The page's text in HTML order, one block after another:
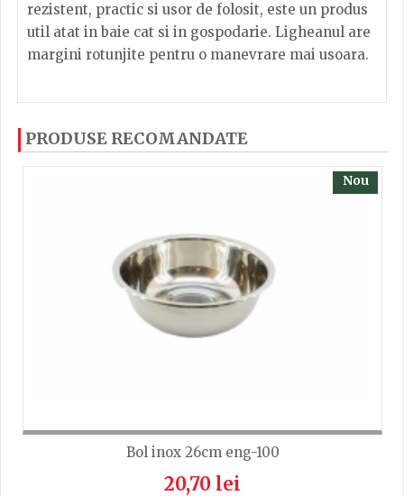
rezistent, practic si usor de folosit, este un produs
util atat in baie cat si in gospodarie. Ligheanul are
margini rotunjite pentru o manevrare mai usoara.
Dimensiuni: 38x13 cm
cu ajutorul steluțelor, și scrieți părerea dvs. Pentru
a putea să scrieți părerea trebuie să fiți înregistrat.
PRODUSE RECOMANDATE
Nou
Bol inox 26cm eng-100
20,70 lei